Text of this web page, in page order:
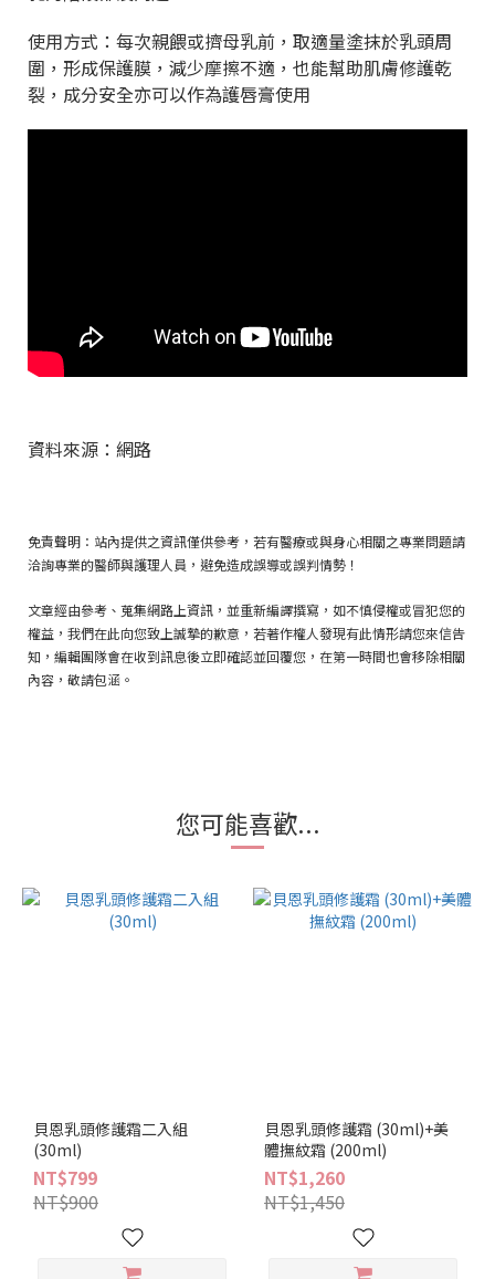
使用方式：每次親餵或擠母乳前，取適量塗抹於乳頭周
圍，形成保護膜，減少摩擦不適，也能幫助肌膚修護乾
裂，成分安全亦可以作為護唇膏使用
資料來源：網路
免責聲明：站內提供之資訊僅供參考，若有醫療或與身心相關之專業問題請
洽詢專業的醫師與護理人員，避免造成誤導或誤判情勢！
文章經由參考、蒐集網路上資訊，並重新編譯撰寫，如不慎侵權或冒犯您的
權益，我們在此向您致上誠摯的歉意，若著作權人發現有此情形請您來信告
知，編輯團隊會在收到訊息後立即確認並回覆您，在第一時間也會移除相關
內容，敬請包涵。
您可能喜歡...
貝恩乳頭修護霜二入組
(30ml)
NT$799
NT$900
貝恩乳頭修護霜 (30ml)+美
體撫紋霜 (200ml)
NT$1,260
NT$1,450